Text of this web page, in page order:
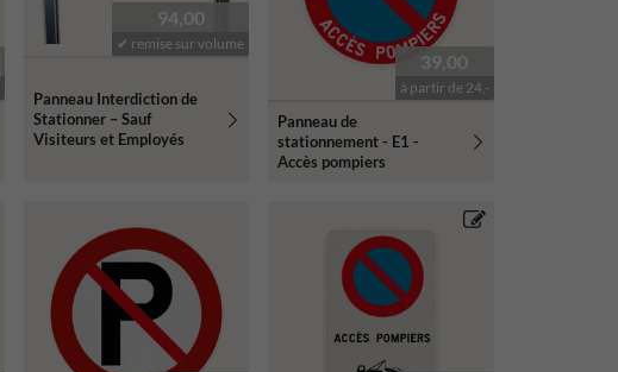
94,00
✔ remise sur volume
Panneau Interdiction de
Stationner – Sauf
Visiteurs et Employés
39,00
à partir de 24,-
Panneau de
stationnement - E1 -
Accès pompiers